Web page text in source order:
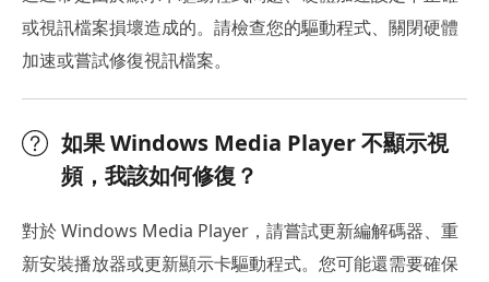
或視訊檔案損壞造成的。請檢查您的驅動程式、關閉硬體
加速或嘗試修復視訊檔案。
如果 Windows Media Player 不顯示視
頻，我該如何修復？
對於 Windows Media Player，請嘗試更新編解碼器、重
新安裝播放器或更新顯示卡驅動程式。您可能還需要確保